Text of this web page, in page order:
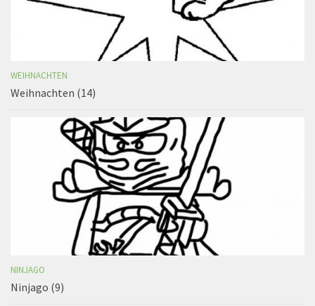
WEIHNACHTEN
Weihnachten (14)
NINJAGO
Ninjago (9)